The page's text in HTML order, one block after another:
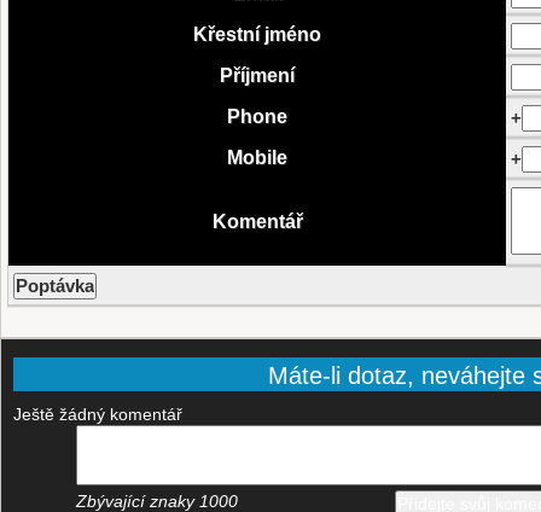
Křestní jméno
Příjmení
Phone
+
Mobile
+
Komentář
Máte-li dotaz, neváhejte
Ještě žádný komentář
Zbývající znaky 1000